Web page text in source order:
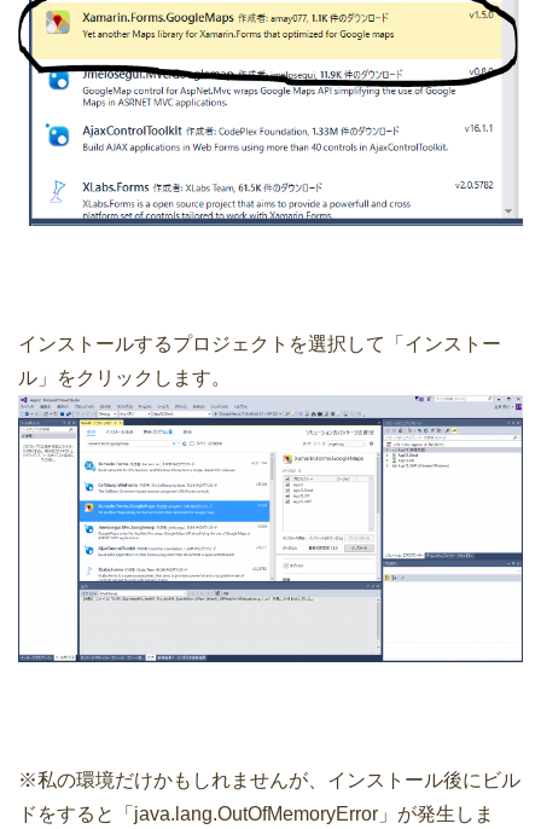
インストールするプロジェクトを選択して「インストー
ル」をクリックします。
※私の環境だけかもしれませんが、インストール後にビル
ドをすると「java.lang.OutOfMemoryError」が発生しま